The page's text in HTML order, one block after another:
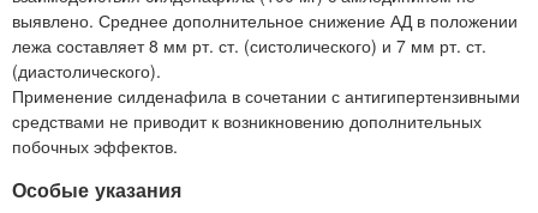
выявлено. Среднее дополнительное снижение АД в положении
лежа составляет 8 мм рт. ст. (систолического) и 7 мм рт. ст.
(диастолического).
Применение силденафила в сочетании с антигипертензивными
средствами не приводит к возникновению дополнительных
побочных эффектов.
Особые указания